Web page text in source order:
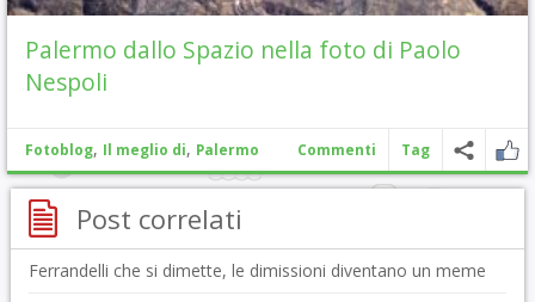
Palermo dallo Spazio nella foto di Paolo
Nespoli
Fotoblog, Il meglio di, Palermo Commenti Tag
Post correlati
Ferrandelli che si dimette, le dimissioni diventano un meme